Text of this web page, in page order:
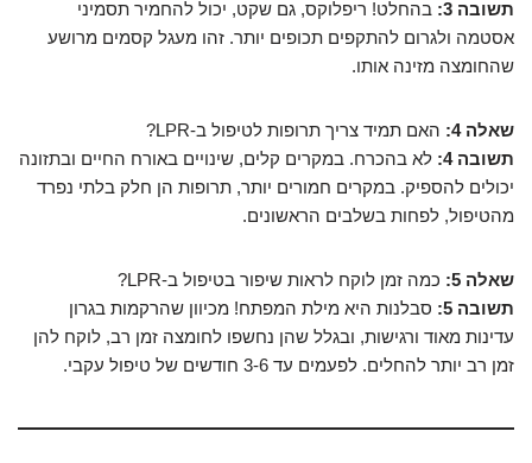
תשובה 3:
בהחלט! ריפלוקס, גם שקט, יכול להחמיר תסמיני
אסטמה ולגרום להתקפים תכופים יותר. זהו מעגל קסמים מרושע
שהחומצה מזינה אותו.
שאלה 4:
האם תמיד צריך תרופות לטיפול ב-LPR?
תשובה 4:
לא בהכרח. במקרים קלים, שינויים באורח החיים ובתזונה
יכולים להספיק. במקרים חמורים יותר, תרופות הן חלק בלתי נפרד
מהטיפול, לפחות בשלבים הראשונים.
שאלה 5:
כמה זמן לוקח לראות שיפור בטיפול ב-LPR?
תשובה 5:
סבלנות היא מילת המפתח! מכיוון שהרקמות בגרון
עדינות מאוד ורגישות, ובגלל שהן נחשפו לחומצה זמן רב, לוקח להן
זמן רב יותר להחלים. לפעמים עד 3-6 חודשים של טיפול עקבי.